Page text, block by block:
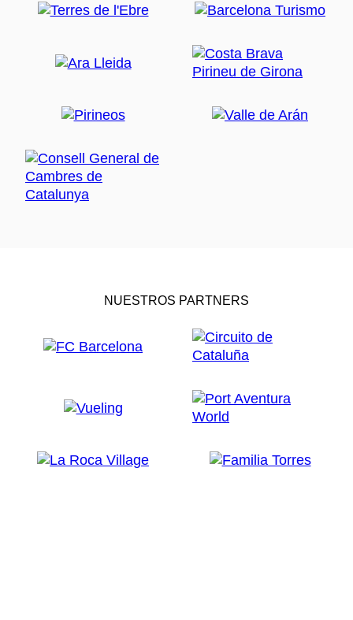
NUESTROS PARTNERS